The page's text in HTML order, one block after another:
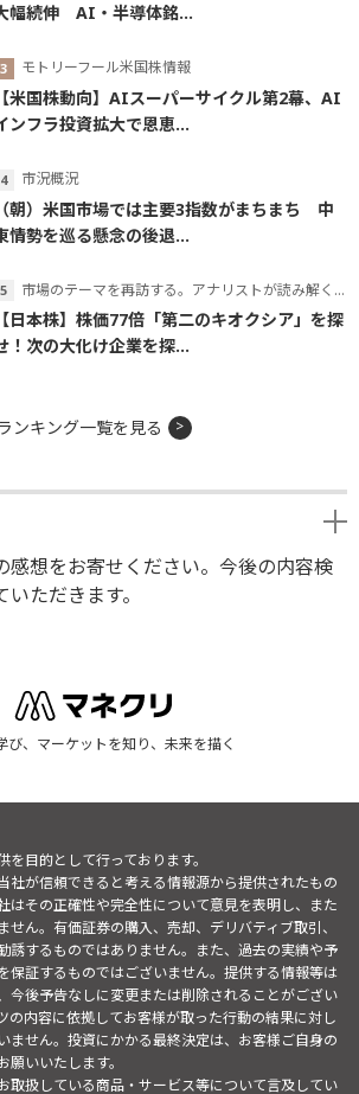
幅続伸 AI・半導体銘...
モトリーフール米国株情報
【米国株動向】AIスーパーサイクル第2幕、AI
ンフラ投資拡大で恩恵...
市況概況
（朝）米国市場では主要3指数がまちまち 中
情勢を巡る懸念の後退...
市場のテーマを再訪する。アナリストが読み解くテーマの本質
【日本株】株価77倍「第二のキオクシア」を探
！次の大化け企業を探...
ンキング一覧を見る
感想をお寄せください。今後の内容検
ただきます。
び、マーケットを知り、未来を描く
目的として行っております。
社が信頼できると考える情報源から提供されたもの
はその正確性や完全性について意見を表明し、また
ん。有価証券の購入、売却、デリバティブ取引、
誘するものではありません。また、過去の実績や予
保証するものではございません。提供する情報等は
今後予告なしに変更または削除されることがござい
の内容に依拠してお客様が取った行動の結果に対し
ません。投資にかかる最終決定は、お客様ご自身の
いいたします。
取扱している商品・サービス等について言及してい